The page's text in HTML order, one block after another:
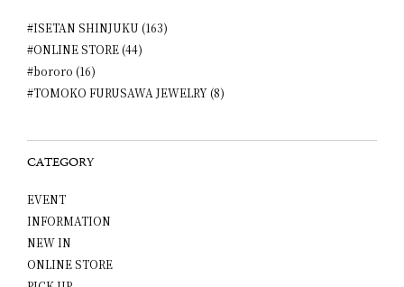
#ISETAN SHINJUKU (163)
#ONLINE STORE (44)
#bororo (16)
#TOMOKO FURUSAWA JEWELRY (8)
CATEGORY
EVENT
INFORMATION
NEW IN
ONLINE STORE